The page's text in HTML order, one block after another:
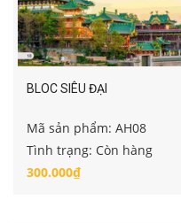
BLOC SIÊU ĐẠI
Mã sản phẩm: AH08
Tình trạng: Còn hàng
300.000₫